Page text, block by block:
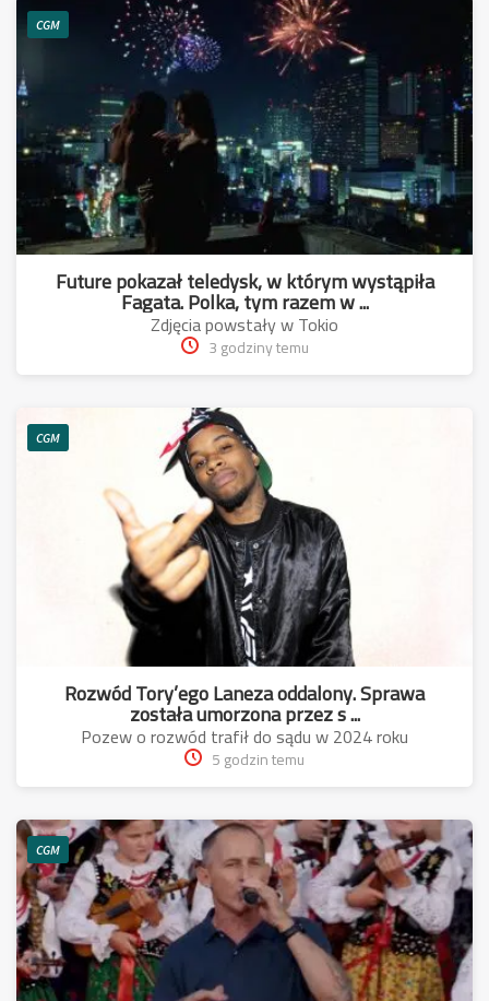
CGM
Future pokazał teledysk, w którym wystąpiła
Fagata. Polka, tym razem w ...
Zdjęcia powstały w Tokio
3 godziny temu
CGM
Rozwód Tory’ego Laneza oddalony. Sprawa
została umorzona przez s ...
Pozew o rozwód trafił do sądu w 2024 roku
5 godzin temu
CGM